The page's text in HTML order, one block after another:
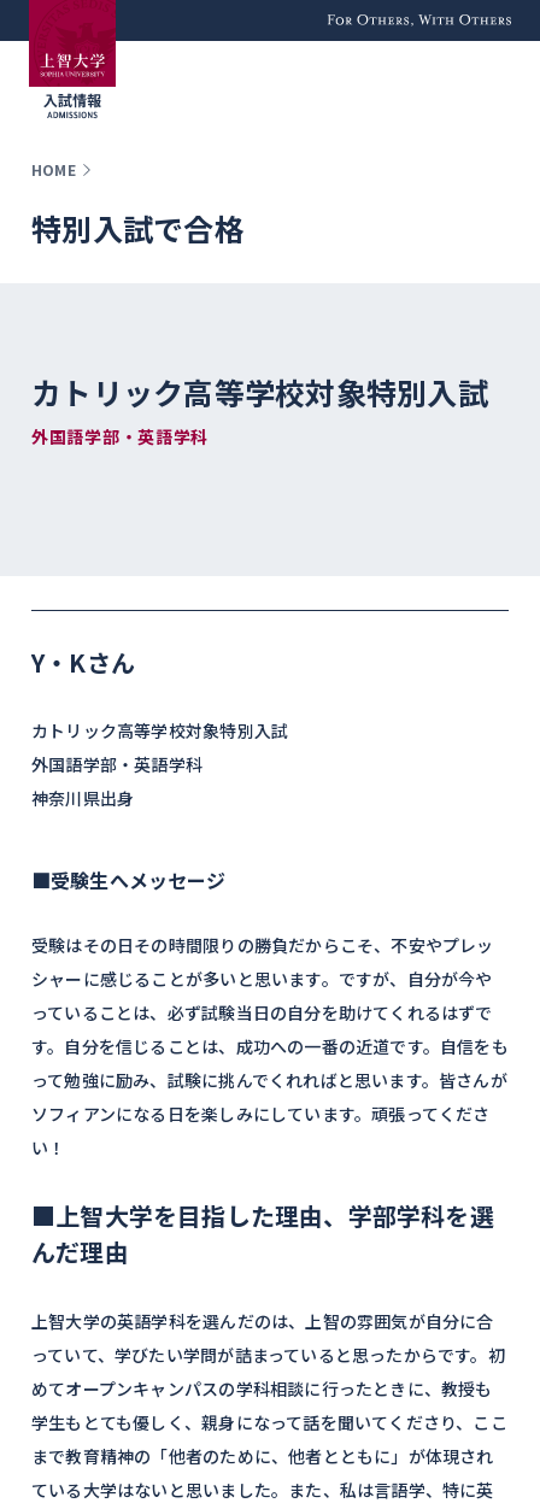
For Others, With
Others
HOME
特別入試で合格
カトリック高等学校対象特別入試
外国語学部・英語学科
Y・Kさん
カトリック高等学校対象特別入試
外国語学部・英語学科
神奈川県出身
■受験生へメッセージ
受験はその日その時間限りの勝負だからこそ、不安やプレッ
シャーに感じることが多いと思います。ですが、自分が今や
っていることは、必ず試験当日の自分を助けてくれるはずで
す。自分を信じることは、成功への一番の近道です。自信をも
って勉強に励み、試験に挑んでくれればと思います。皆さんが
ソフィアンになる日を楽しみにしています。頑張ってくださ
い！
■上智大学を目指した理由、学部学科を選
んだ理由
上智大学の英語学科を選んだのは、上智の雰囲気が自分に合
っていて、学びたい学問が詰まっていると思ったからです。初
めてオープンキャンパスの学科相談に行ったときに、教授も
学生もとても優しく、親身になって話を聞いてくださり、ここ
まで教育精神の「他者のために、他者とともに」が体現され
ている大学はないと思いました。また、私は言語学、特に英